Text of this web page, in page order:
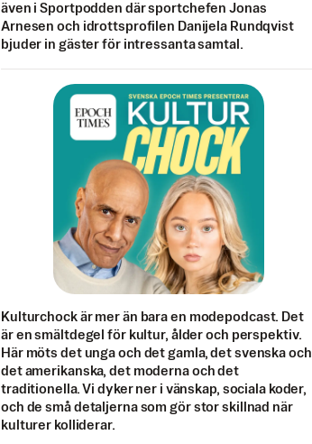
även i Sportpodden där sportchefen Jonas
Arnesen och idrottsprofilen Danijela Rundqvist
bjuder in gäster för intressanta samtal.
Kulturchock är mer än bara en modepodcast. Det
är en smältdegel för kultur, ålder och perspektiv.
Här möts det unga och det gamla, det svenska och
det amerikanska, det moderna och det
traditionella. Vi dyker ner i vänskap, sociala koder,
och de små detaljerna som gör stor skillnad när
kulturer kolliderar.